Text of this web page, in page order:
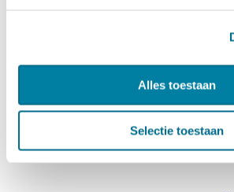
Alles toestaan
Selectie toestaan